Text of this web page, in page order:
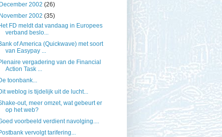
2002(26)
2002(35)
FD meldt dat vandaag in Europees
verband beslo...
of America (Quickwave) met soort
van Easypay ...
vergadering van de Financial
Action Task ...
toonbank...
weblog is tijdelijk uit de lucht...
out, meer omzet, wat gebeurt er
op het web?
voorbeeld verdient navolging....
vervolgt tarifering...